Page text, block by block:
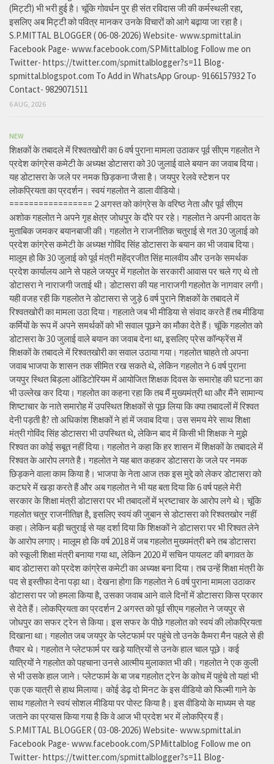
(मिट्टी) भी भरी हुई है। चूंकि गोवर्धन पुर ही संत रविदास जी की कर्मस्थली रहा,
इसलिए अब मिट्टी को पवित्र मानकर उनके विचारों को आगे बढ़ाया जा रहा है।
S.P.MITTAL BLOGGER ( 06-08-2026) Website- www.spmittal.in
Facebook Page- www.facebook.com/SPMittalblog Follow me on
Twitter- https://twitter.com/spmittalblogger?s=11 Blog-
spmittal.blogspot.com To Add in WhatsApp Group- 9166157932 To
Contact- 9829071511
6 AUG, 2026
NEW
शिक्षकों के तबादले में रिश्वतखोरी का 6 वर्ष पुराना मामला उठाकर पूर्व सीएम गहलोत ने
प्रदेश कांग्रेस कमेटी के अध्यक्ष डोटासरा को 30 जुलाई वाले बयान का जवाब दिया।
यह डोटासरा के जले पर नमक छिड़कना जैसा है। जयपुर रेलवे स्टेशन पर
लोकप्रियता का प्रदर्शन। स्वयं गहलोत ने डाला वीडियो।
================= 2 अगस्त को कांग्रेस के वरिष्ठ नेता और पूर्व सीएम
अशोक गहलोत ने अपने गृह क्षेत्र जोधपुर के दौरे पर रहे। गहलोत ने अपनी आदत के
मुताबिक जमकर बयानबाजी की। गहलोत ने राजनीतिक चतुराई से गत 30 जुलाई को
प्रदेश कांग्रेस कमेटी के अध्यक्ष गोविंद सिंह डोटासरा के बयान का भी जवाब दिया।
मालूम हो कि 30 जुलाई को पूर्व मंत्री महेंद्रजीत सिंह मालवीय और उनके समर्थक
प्रदेश कार्यालय आने से पहले जयपुर में गहलोत के सरकारी आवास पर चले गए थे तो
डोटासरा ने नाराजगी जताई थी। डोटासरा की यह नाराजगी गहलोत के नागवार लगी।
यही वजह रही कि गहलोत ने डोटासरा से जुड़े 6 वर्ष पुराने शिक्षकों के तबादले में
रिश्वतखोरी का मामला उठा दिया। गहलाते जब भी मीडिया से संवाद करते हैं तब मीडिया
कर्मियों के रूप में अपने समर्थकों को भी सवाल पूछने का मौका देते हैं। चूंकि गहलोत को
डोटासरा के 30 जुलाई वाले बयान का जवाब देना था, इसलिए प्रेस कॉन्फ्रेंस में
शिक्षकों के तबादले में रिश्वतखोरी का सवाल उठाया गया। गहलोत चाहते तो अपना
जवाब भाजपा के शासन तक सीमित रख सकते थे, लेकिन गहलोत ने 6 वर्ष पुराना
जयपुर स्थित बिड़ला ऑडिटोरियम में आयोजित शिक्षक दिवस के समारोह की घटना का
भी उल्लेख कर दिया। गहलोत का कहना रहा कि तब मैं मुख्यमंत्री था और मैंने सामान्य
शिष्टाचार के नाते समारोह में उपस्थित शिक्षकों से पूछ लिया कि क्या तबादलों में रिश्वत
देनी पड़ती है? तो अधिकांश शिक्षकों ने हां में जवाब दिया। उस समय मेरे साथ शिक्षा
मंत्री गोविंद सिंह डोटासरा भी उपस्थित थे, लेकिन बाद में किसी भी शिक्षक ने मुझे
रिश्वत का कोई सबूत नहीं दिया। गहलोत ने कहा कि हर शासन में शिक्षकों के तबादले में
रिश्वत के आरोप लगते है। गहलोत ने यह बात कहकर डोटासरा के जले पर नमक
छिड़कने वाला काम किया है। भाजपा के नेता आज तक इस मुद्दे को लेकर डोटासरा को
कटघरे में खड़ा करते हैं और अब गहलोत ने भी यह बता दिया कि 6 वर्ष पहले मेरी
सरकार के शिक्षा मंत्री डोटासरा पर भी तबादलों में भ्रष्टाचार के आरोप लगे थे। चूंकि
गहलोत चतुर राजनीतिज्ञ है, इसलिए स्वयं की जुबान से डोटासरा को रिश्वतखोर नहीं
कहा। लेकिन बड़ी चतुराई से यह दर्शा दिया कि शिक्षकों ने डोटासरा पर भी रिश्वत लेने
के आरोप लगाए। मालूम हो कि वर्ष 2018 में जब गहलोत मुख्यमंत्री बने तब डोटासरा
को स्कूली शिक्षा मंत्री बनाया गया था, लेकिन 2020 में सचिन पायलट की बगावत के
बाद डोटासरा को प्रदेश कांग्रेस कमेटी का अध्यक्ष बना दिया। तब उन्हें शिक्षा मंत्री के
पद से इस्तीफा देना पड़ा था। देखना होगा कि गहलोत ने 6 वर्ष पुराना मामला उठाकर
डोटासरा पर जो हमला किया है, उसका जवाब आने वाले दिनों में डोटासरा किस प्रकार
से देते हैं। लोकप्रियता का प्रदर्शन 2 अगस्त को पूर्व सीएम गहलोत ने जयपुर से
जोधपुर का सफर ट्रेन से किया। इस सफर के पीछे गहलोत को स्वयं की लोकप्रियता
दिखाना था। गहलोत जब जयपुर के प्लेटफार्म पर पहुंचे तो उनके कैमरा मैन पहले से ही
तैयार थे। गहलोत ने प्लेटफार्म पर खड़े यात्रियों से उनके हाल चाल पूछे। कई
यात्रियों ने गहलोत को पहचाना उनसे आत्मीय मुलाकात भी की। गहलोत ने एक कुली
से भी उसके हाल जाने। प्लेटफार्म के बा जब गहलोत ट्रेन के कोच में पहुंचे तो यहां भी
एक एक यात्री से हाथ मिलाया। कोई डेढ़ दो मिनट के इस वीडियो को फिल्मी गाने के
साथ गहलोत ने स्वयं सोशल मीडिया पर पोस्ट किया है। इस वीडियो के माध्यम से यह
जताने का प्रयास किया गया है कि वे आज भी प्रदेश भर में लोकप्रिय हैं।
S.P.MITTAL BLOGGER ( 03-08-2026) Website- www.spmittal.in
Facebook Page- www.facebook.com/SPMittalblog Follow me on
Twitter- https://twitter.com/spmittalblogger?s=11 Blog-